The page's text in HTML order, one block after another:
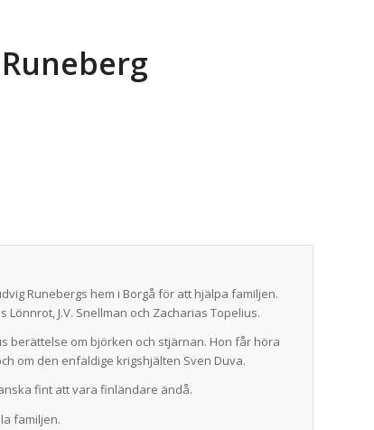
Runebergs hem i Borgå för att hjälpa familjen.
J.V. Snellman och Zacharias Topelius.
berättelse om björken och stjärnan. Hon får höra
om den enfaldige krigshjälten Sven Duva.
fint att vara finländare ändå.
familjen.